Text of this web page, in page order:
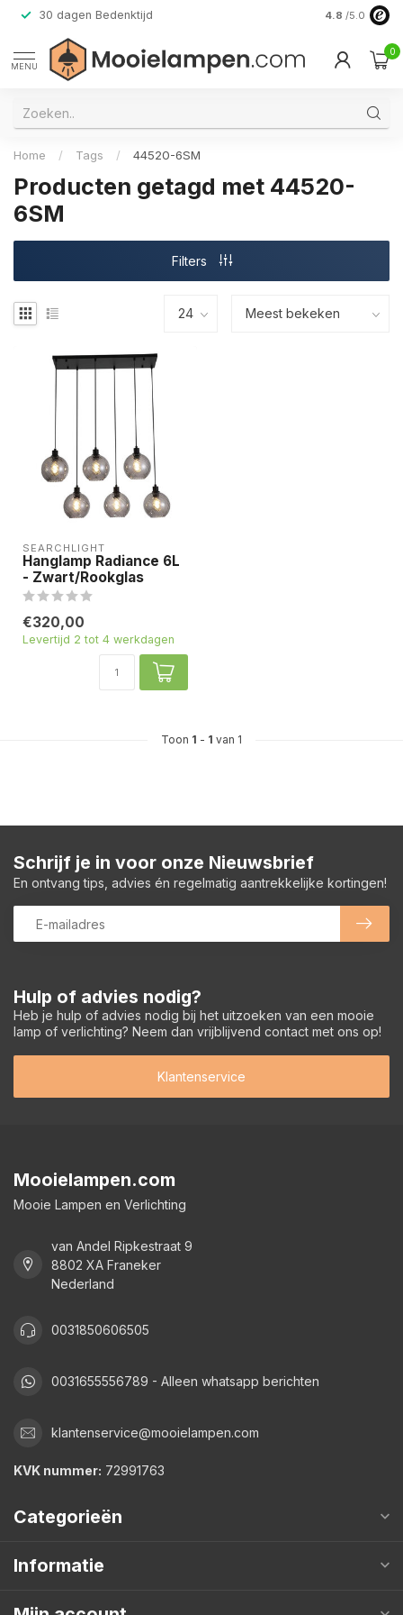
30 dagen Bedenktijd Verzending
4.8 /5.0
MENU
0
Home / Tags / 44520-6SM
Producten getagd met 44520-
6SM
Filters
SEARCHLIGHT
Hanglamp Radiance 6L
- Zwart/Rookglas
€320,00
Levertijd 2 tot 4 werkdagen
Toon 1 - 1 van 1
Hulp of advies nodig?
Heb je hulp of advies nodig bij het uitzoeken van een mooie
lamp of verlichting? Neem dan vrijblijvend contact met ons op!
Klantenservice
Schrijf je in voor onze Nieuwsbrief
En ontvang tips, advies én regelmatig aantrekkelijke kortingen!
Mooielampen.com
Mooie Lampen en Verlichting
van Andel Ripkestraat 9
8802 XA Franeker
Nederland
0031850606505
0031655556789 - Alleen whatsapp berichten
klantenservice@mooielampen.com
KVK nummer: 72991763
Categorieën
Informatie